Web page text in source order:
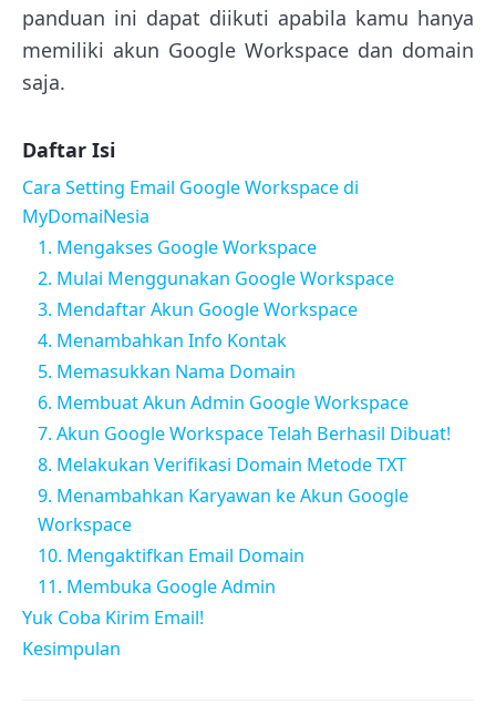
panduan ini dapat diikuti apabila kamu hanya
memiliki akun Google Workspace dan domain
saja.
Daftar Isi
Cara Setting Email Google Workspace di
MyDomaiNesia
1. Mengakses Google Workspace
2. Mulai Menggunakan Google Workspace
3. Mendaftar Akun Google Workspace
4. Menambahkan Info Kontak
5. Memasukkan Nama Domain
6. Membuat Akun Admin Google Workspace
7. Akun Google Workspace Telah Berhasil Dibuat!
8. Melakukan Verifikasi Domain Metode TXT
9. Menambahkan Karyawan ke Akun Google
Workspace
10. Mengaktifkan Email Domain
11. Membuka Google Admin
Yuk Coba Kirim Email!
Kesimpulan